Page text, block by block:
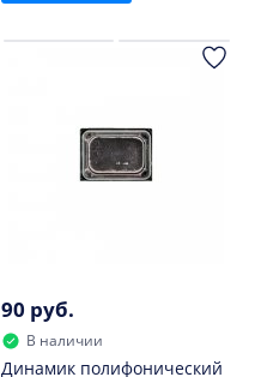
90 руб.
В наличии
Динамик полифонический